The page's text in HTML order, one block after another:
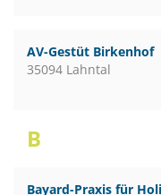
AV-Gestüt Birkenhof
35094 Lahntal
B
Bayard-Praxis für